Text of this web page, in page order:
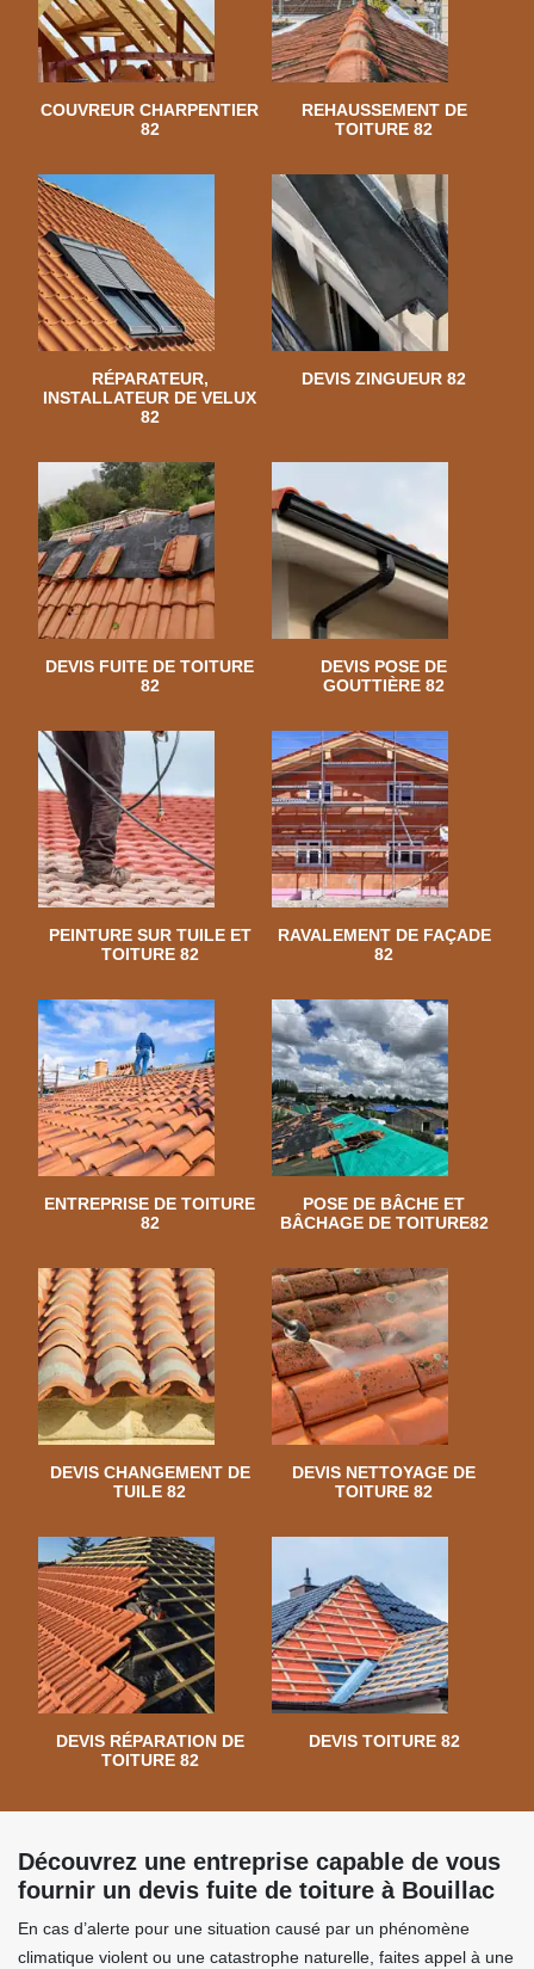
COUVREUR CHARPENTIER
82
REHAUSSEMENT DE
TOITURE 82
RÉPARATEUR,
INSTALLATEUR DE VELUX
82
DEVIS ZINGUEUR 82
DEVIS FUITE DE TOITURE
82
DEVIS POSE DE
GOUTTIÈRE 82
PEINTURE SUR TUILE ET
TOITURE 82
RAVALEMENT DE FAÇADE
82
ENTREPRISE DE TOITURE
82
POSE DE BÂCHE ET
BÂCHAGE DE TOITURE82
DEVIS CHANGEMENT DE
TUILE 82
DEVIS NETTOYAGE DE
TOITURE 82
DEVIS RÉPARATION DE
TOITURE 82
DEVIS TOITURE 82
Découvrez une entreprise capable de vous
fournir un devis fuite de toiture à Bouillac
En cas d’alerte pour une situation causé par un phénomène
climatique violent ou une catastrophe naturelle, faites appel à une